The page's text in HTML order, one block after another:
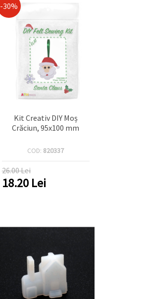
-30%
Kit Creativ DIY Moș
Crăciun, 95x100 mm
COD: 820337
26.00 Lei
18.20Lei